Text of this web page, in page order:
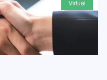
virtual